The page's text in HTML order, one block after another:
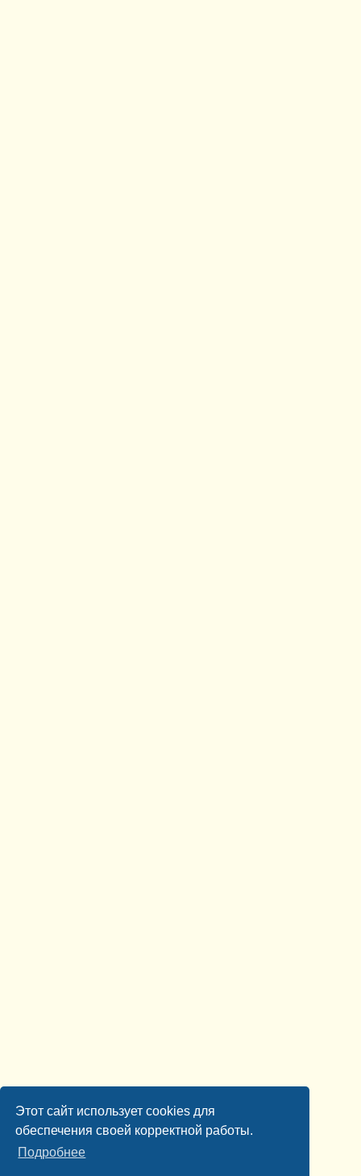
Этот сайт использует cookies для
обеспечения своей корректной работы.
Подробнее